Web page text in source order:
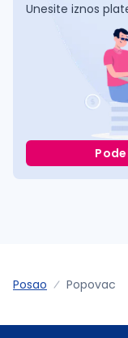
Unesite iznos
Posao Popovac